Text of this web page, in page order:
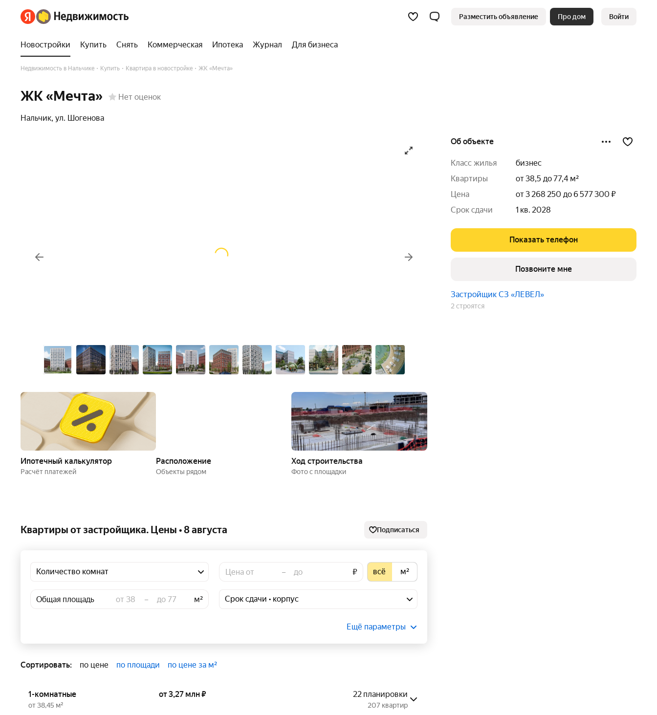
Разместить объявление Про дом Войти
Новостройки Купить Снять Коммерческая Ипотека Журнал Для бизнеса
Недвижимость в Нальчике Купить Квартира в новостройке ЖК «Мечта»
ЖК «Мечта» Нет оценок
Нальчик, ул. Шогенова
Ипотечный калькулятор
Расчёт платежей
Расположение
Объекты рядом
Ход строительства
Фото с площадки
Квартиры от застройщика. Цены • 8 августа Подписаться
Количество комнат – ₽ всё м²
Общая площадь – м² Срок сдачи • корпус
Ещё параметры
Сортировать: по цене по площади по цене за м²
1-комнатные
от 38,45 м²
от 3,27 млн ₽ 22 планировки
207 квартир
Об объекте
класс жилья
бизнес
квартиры
от 38,5 до 77,4 м²
цена
от 3 268 250 до 6 577 300 ₽
срок сдачи
1 кв. 2028
Показать телефон
Позвоните мне
Застройщик СЗ «ЛЕВЕЛ»
2 строятся